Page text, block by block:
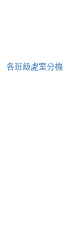
各班級處室分機